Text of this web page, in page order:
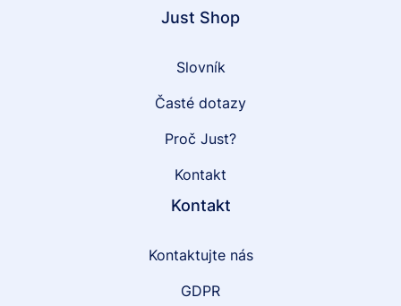
Just Shop
Slovník
Časté dotazy
Proč Just?
Kontakt
Kontakt
Kontaktujte nás
GDPR